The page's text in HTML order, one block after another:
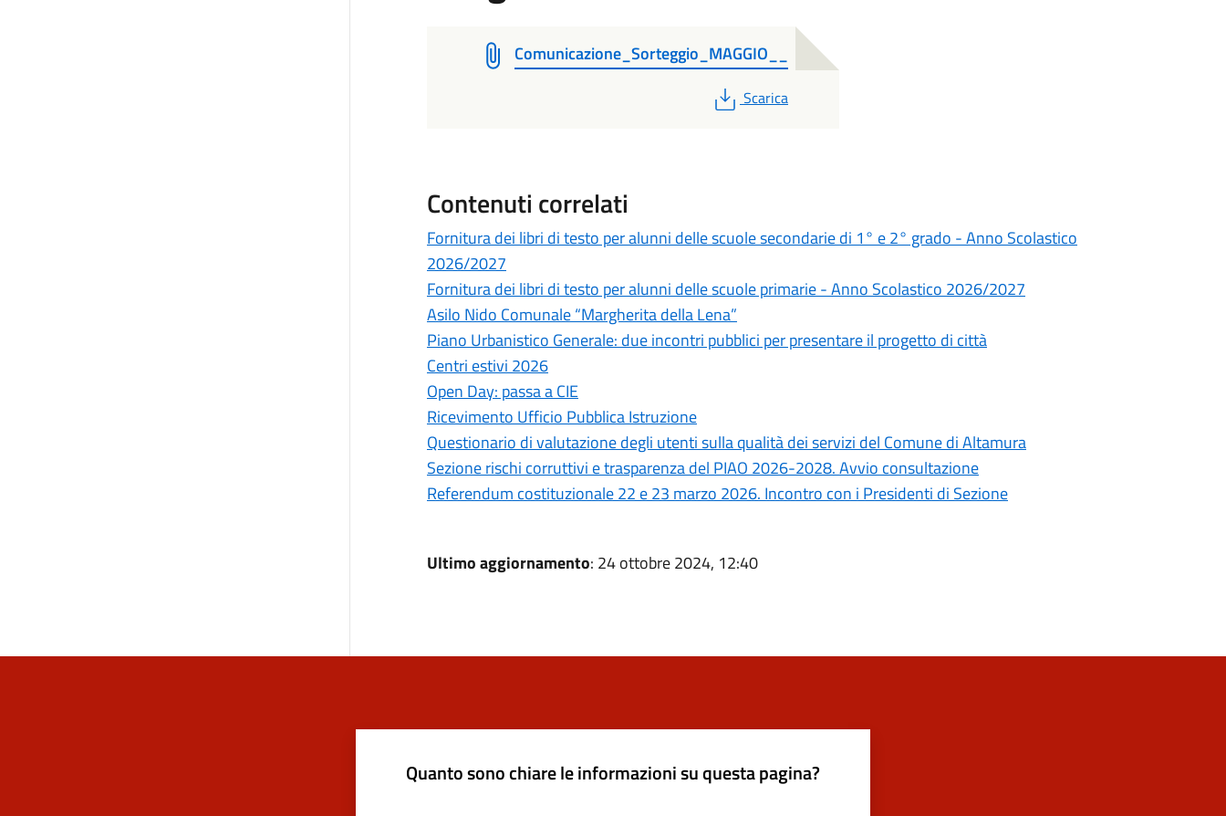
Comunicazione_Sorteggio_MAGGIO__
PDF
Scarica
Contenuti correlati
Fornitura dei libri di testo per alunni delle scuole secondarie di 1° e 2° grado - Anno Scolastico
2026/2027
Fornitura dei libri di testo per alunni delle scuole primarie - Anno Scolastico 2026/2027
Asilo Nido Comunale “Margherita della Lena”
Piano Urbanistico Generale: due incontri pubblici per presentare il progetto di città
Centri estivi 2026
Open Day: passa a CIE
Ricevimento Ufficio Pubblica Istruzione
Questionario di valutazione degli utenti sulla qualità dei servizi del Comune di Altamura
Sezione rischi corruttivi e trasparenza del PIAO 2026-2028. Avvio consultazione
Referendum costituzionale 22 e 23 marzo 2026. Incontro con i Presidenti di Sezione
Ultimo aggiornamento: 24 ottobre 2024, 12:40
Quanto sono chiare le informazioni su questa pagina?